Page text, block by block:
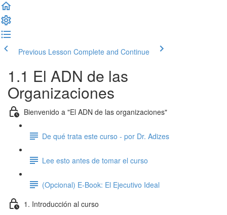
Previous Lesson Complete and Continue
1.1 El ADN de las
Organizaciones
Bienvenido a "El ADN de las organizaciones"
De qué trata este curso - por Dr. Adizes
Lee esto antes de tomar el curso
(Opcional) E-Book: El Ejecutivo Ideal
1. Introducción al curso